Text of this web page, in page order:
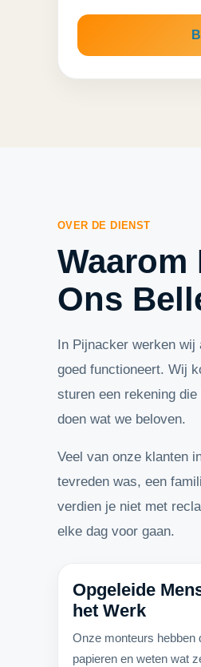
OVER DE DIENST
Ons
In Pijnacker werken wij
goed functioneert. Wij
sturen een rekening
doen wat we beloven.
Veel van onze klanten
tevreden was, een
verdien je niet met
elke dag voor gaan.
Opgeleide
het Werk
Onze monteurs hebben
papieren en weten wat